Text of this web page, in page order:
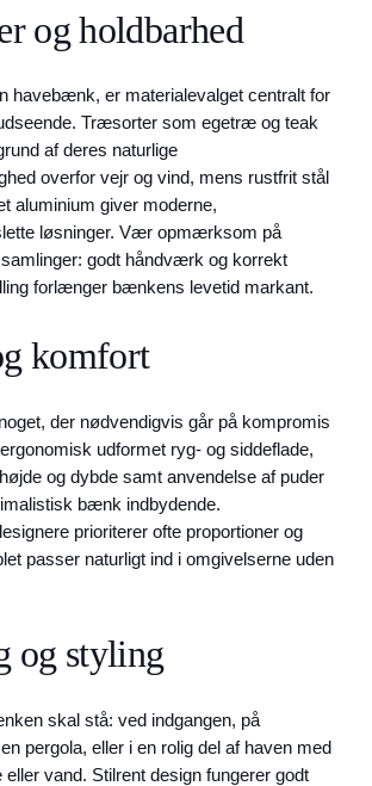
og holdbarhed
havebænk, er materialevalget centralt for
Træsorter som egetræ og teak
af deres naturlige
overfor vejr og vind, mens rustfrit stål
aluminium giver moderne,
løsninger. Vær opmærksom på
samlinger: godt håndværk og korrekt
forlænger bænkens levetid markant.
komfort
der nødvendigvis går på kompromis
udformet ryg- og siddeflade,
og dybde samt anvendelse af puder
bænk indbydende.
prioriterer ofte proportioner og
passer naturligt ind i omgivelserne uden
og styling
skal stå: ved indgangen, på
pergola, eller i en rolig del af haven med
eller vand. Stilrent design fungerer godt